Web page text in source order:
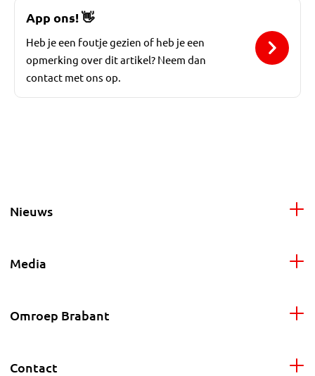
App ons!👋
Heb je een foutje gezien of heb je een
opmerking over dit artikel? Neem dan
contact met ons op.
Nieuws
Media
Omroep Brabant
Contact